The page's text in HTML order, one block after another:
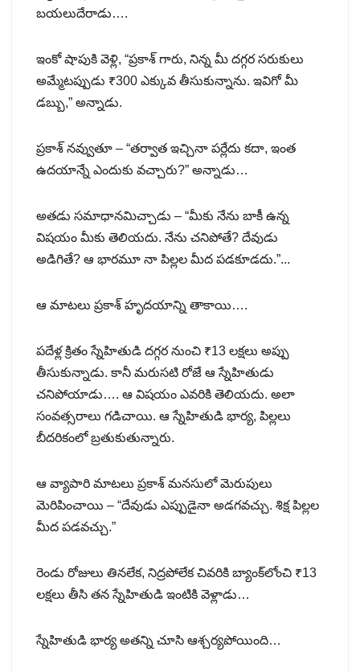
బయలుదేరాడు….
ఇంకో షాపుకి వెళ్లి, “ప్రకాశ్ గారు, నిన్న మీ దగ్గర సరుకులు
అమ్మేటప్పుడు ₹300 ఎక్కువ తీసుకున్నాను. ఇవిగో మీ
డబ్బు,” అన్నాడు.
ప్రకాశ్ నవ్వుతూ – “తర్వాత ఇచ్చినా పర్లేదు కదా, ఇంత
ఉదయాన్నే ఎందుకు వచ్చారు?” అన్నాడు…
అతడు సమాధానమిచ్చాడు – “మీకు నేను బాకీ ఉన్న
విషయం మీకు తెలియదు. నేను చనిపోతే? దేవుడు
అడిగితే? ఆ భారమూ నా పిల్లల మీద పడకూడదు.”..‌.
ఆ మాటలు ప్రకాశ్ హృదయాన్ని తాకాయి…‌.
పదేళ్ల క్రితం స్నేహితుడి దగ్గర నుంచి ₹13 లక్షలు అప్పు
తీసుకున్నాడు. కానీ మరుసటి రోజే ఆ స్నేహితుడు
చనిపోయాడు…. ఆ విషయం ఎవరికి తెలియదు. అలా
సంవత్సరాలు గడిచాయి. ఆ స్నేహితుడి భార్య, పిల్లలు
బీదరికంలో బ్రతుకుతున్నారు.
ఆ వ్యాపారి మాటలు ప్రకాశ్ మనసులో మెరుపులు
మెరిపించాయి – “దేవుడు ఎప్పుడైనా అడగవచ్చు. శిక్ష పిల్లల
మీద పడవచ్చు.”
రెండు రోజులు తినలేక, నిద్రపోలేక చివరికి బ్యాంక్‌లోంచి ₹13
లక్షలు తీసి తన స్నేహితుడి ఇంటికి వెళ్లాడు…‌
స్నేహితుడి భార్య అతన్ని చూసి ఆశ్చర్యపోయింది…